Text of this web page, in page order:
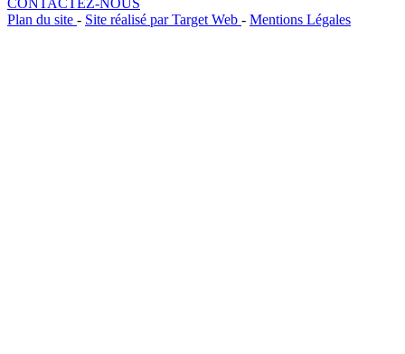
Plan du site - Site réalisé par Target Web - Mentions Légales